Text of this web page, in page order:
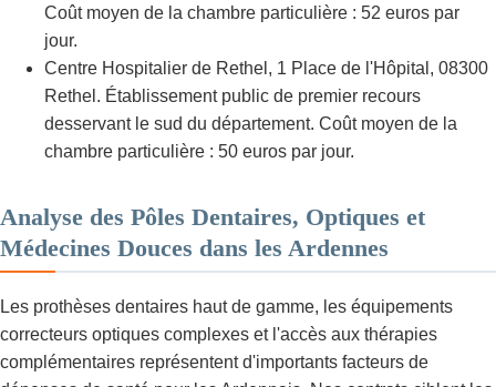
Coût moyen de la chambre particulière : 52 euros par
jour.
Centre Hospitalier de Rethel, 1 Place de l'Hôpital, 08300
Rethel. Établissement public de premier recours
desservant le sud du département. Coût moyen de la
chambre particulière : 50 euros par jour.
Analyse des Pôles Dentaires, Optiques et
Médecines Douces dans les Ardennes
Les prothèses dentaires haut de gamme, les équipements
correcteurs optiques complexes et l'accès aux thérapies
complémentaires représentent d'importants facteurs de